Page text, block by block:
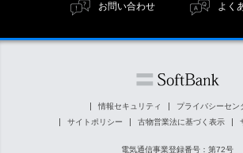
お問い合わせ よく
情報セキュリティ
プライバシーセン
サイトポリシー
古物営業法に基づく表示
電気通信事業登録番号：第72号